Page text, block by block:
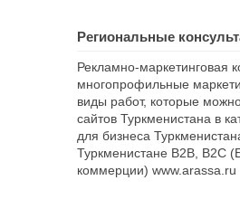
Региональные
Рекламно-маркетинговая
многопрофильные
виды работ, которые
сайтов Туркменистана в
для бизнеса
Туркменистане B2B, B2C
коммерции) www.arassa.ru